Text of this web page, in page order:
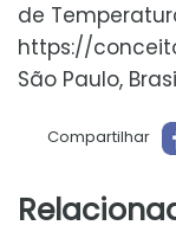
de
https://
São Paulo,
Compartilhar